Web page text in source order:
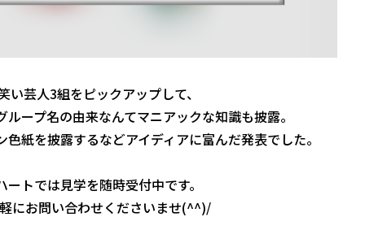
い芸人3組をピックアップして、
ープ名の由来なんてマニアックな知識も披露。
紙を披露するなどアイディアに富んだ発表でした。
ートでは見学を随時受付中です。
にお問い合わせくださいませ(^^)/